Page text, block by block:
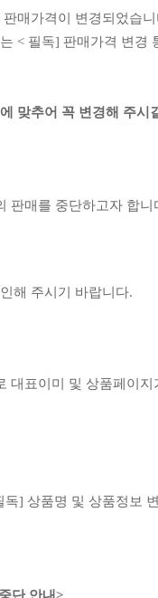
매가격이 변경되었습니
< 필독] 판매가격 변경
맞추어 꼭 변경해 주시
판매를 중단하고자 합니
해 주시기 바랍니다.
대표이미 및 상품페이지
독] 상품명 및 상품정보
9,000원